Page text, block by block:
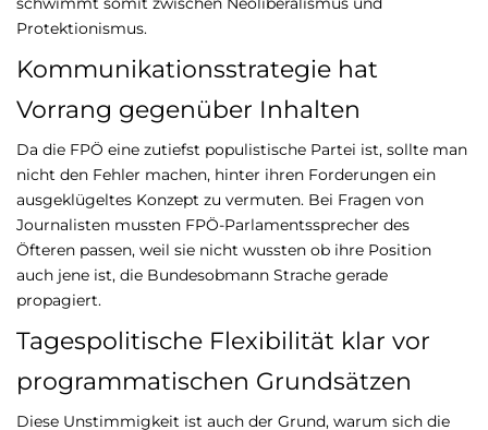
Protektionismus.
Kommunikationsstrategie hat
Vorrang gegenüber Inhalten
Da die FPÖ eine zutiefst populistische Partei ist, sollte man
nicht den Fehler machen, hinter ihren Forderungen ein
ausgeklügeltes Konzept zu vermuten. Bei Fragen von
Journalisten mussten FPÖ-Parlamentssprecher des
Öfteren passen, weil sie nicht wussten ob ihre Position
auch jene ist, die Bundesobmann Strache gerade
propagiert.
Tagespolitische Flexibilität klar vor
programmatischen Grundsätzen
Diese Unstimmigkeit ist auch der Grund, warum sich die